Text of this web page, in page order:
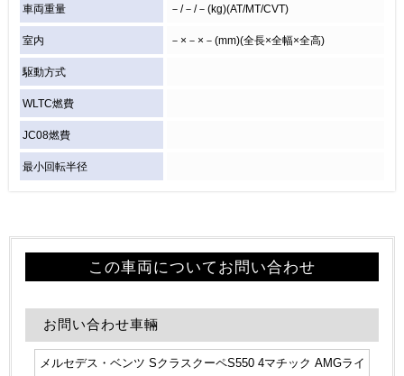
車両重量 －/－/－(kg)(AT/MT/CVT)
室内 －×－×－(mm)(全長×全幅×全高)
駆動方式
WLTC燃費
JC08燃費
最小回転半径
この車両についてお問い合わせ
お問い合わせ車輛